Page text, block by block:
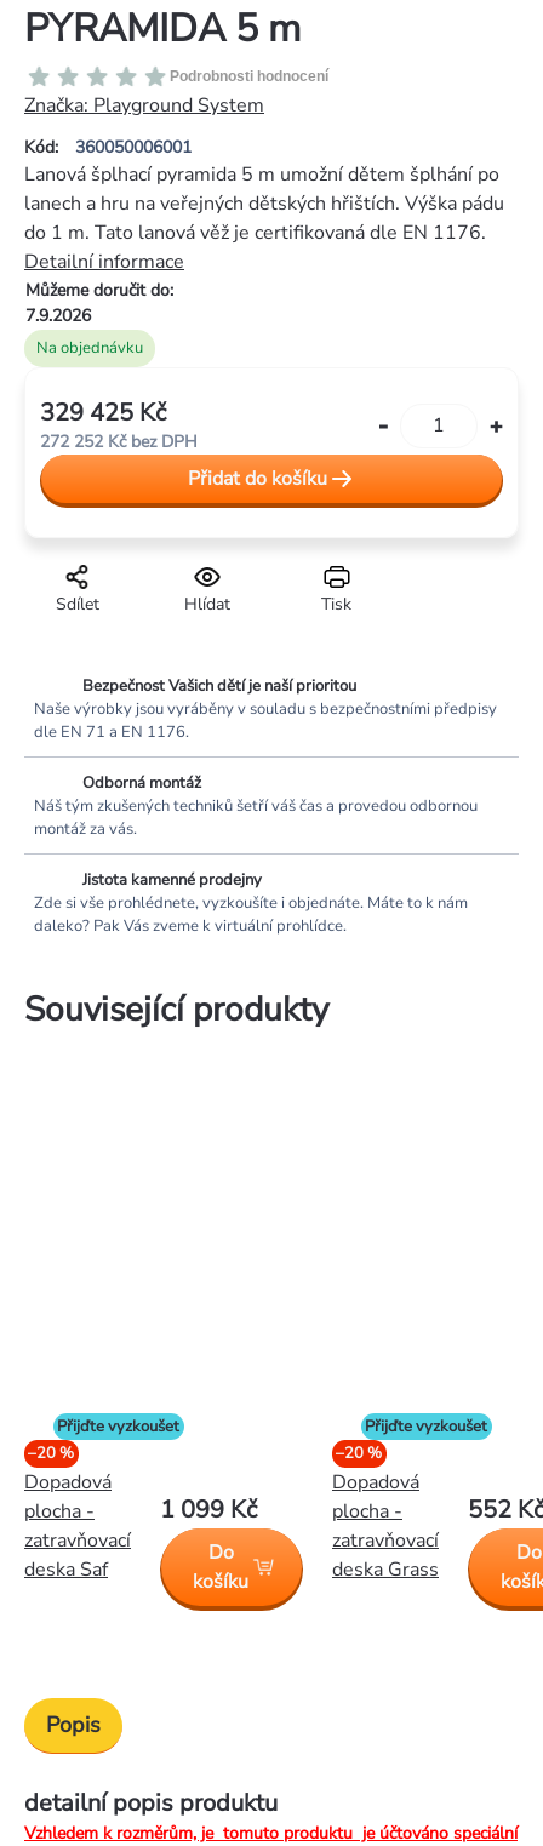
PYRAMIDA 5 m
Kód: 360050006001
Průměrné
hodnocení
produktu
je
0,0
5
hvězdiček.
Podrobnosti hodnocení
Značka: Playground System
Na objednávku
Můžeme doručit do:
7.9.2026
Lanová šplhací pyramida 5 m umožní dětem šplhání po
lanech a hru na veřejných dětských hřištích. Výška pádu
do 1 m. Tato lanová věž je certifikovaná dle EN 1176.
Detailní informace
Tisk
Hlídat
Sdílet
329 425 Kč
272 252 Kč bez DPH
cena:
Přidat do košíku
Bezpečnost Vašich dětí je naší prioritou
Naše výrobky jsou vyráběny v souladu s bezpečnostními předpisy
dle EN 71 a EN 1176.
Odborná montáž
Náš tým zkušených techniků šetří váš čas a provedou odbornou
montáž za vás.
Jistota kamenné prodejny
Zde si vše prohlédnete, vyzkoušíte i objednáte. Máte to k nám
daleko? Pak Vás zveme k virtuální prohlídce.
Související produkty
Přijďte vyzkoušet
–20 %
Dopadová
plocha -
zatravňovací
deska Saf
1 099 Kč
Do
košíku
Přijďte vyzkoušet
–20 %
Dopadová
plocha -
zatravňovací
deska Grass
552 Kč
Do
Popis
detailní popis produktu
Vzhledem k rozměrům, je tomuto produktu je účtováno speciální